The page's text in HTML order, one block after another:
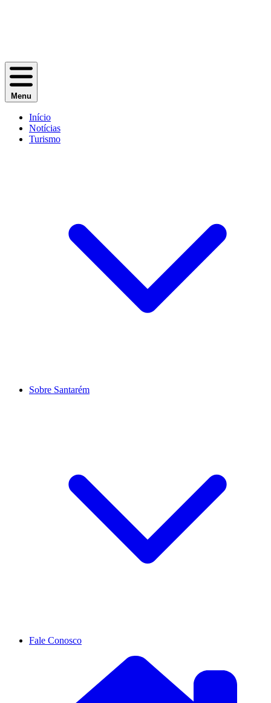
Menu
Início
Notícias
Turismo
Sobre Santarém
Fale Conosco